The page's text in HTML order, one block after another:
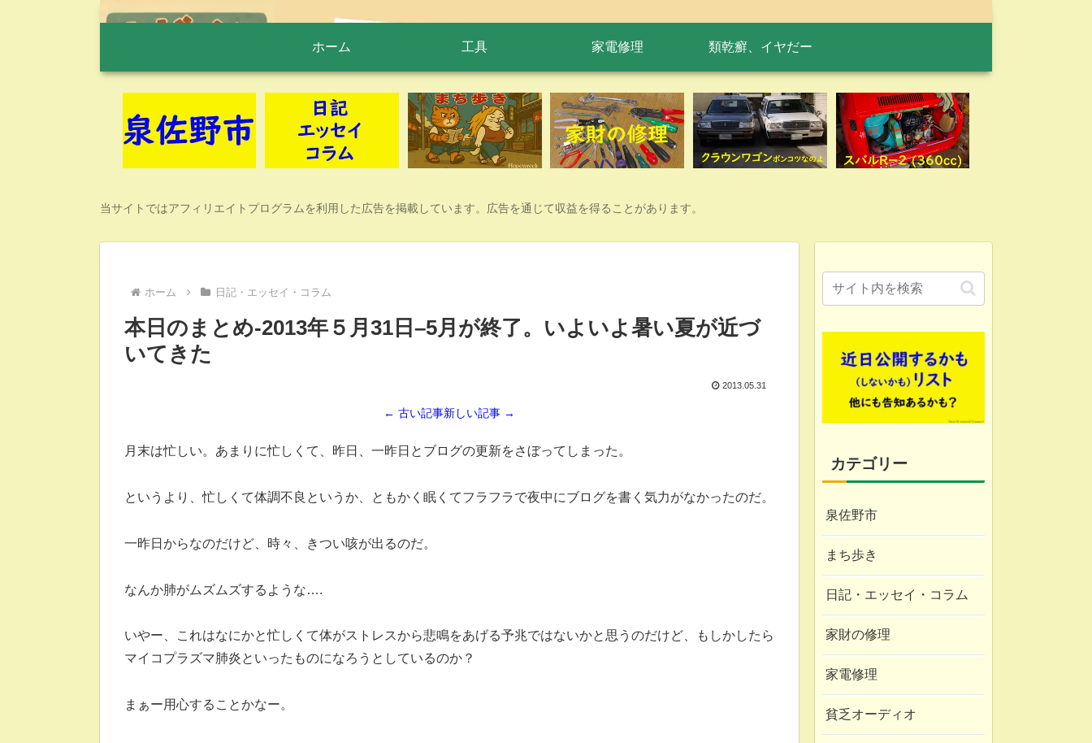
ホーム 工具 家電修理 類乾癬、イヤだー
当サイトではアフィリエイトプログラムを利用した広告を掲載しています。広告を通じて収益を得ることがあります。
ホーム 日記・エッセイ・コラム
本日のまとめ-2013年５月31日–5月が終了。いよいよ暑い夏が近づ
いてきた
2013.05.31
← 古い記事新しい記事 →
月末は忙しい。あまりに忙しくて、昨日、一昨日とブログの更新をさぼってしまった。
というより、忙しくて体調不良というか、ともかく眠くてフラフラで夜中にブログを書く気力がなかったのだ。
一昨日からなのだけど、時々、きつい咳が出るのだ。
なんか肺がムズムズするような….
いやー、これはなにかと忙しくて体がストレスから悲鳴をあげる予兆ではないかと思うのだけど、もしかしたら
マイコプラズマ肺炎といったものになろうとしているのか？
まぁー用心することかなー。
カテゴリー
泉佐野市
まち歩き
日記・エッセイ・コラム
家財の修理
家電修理
貧乏オーディオ